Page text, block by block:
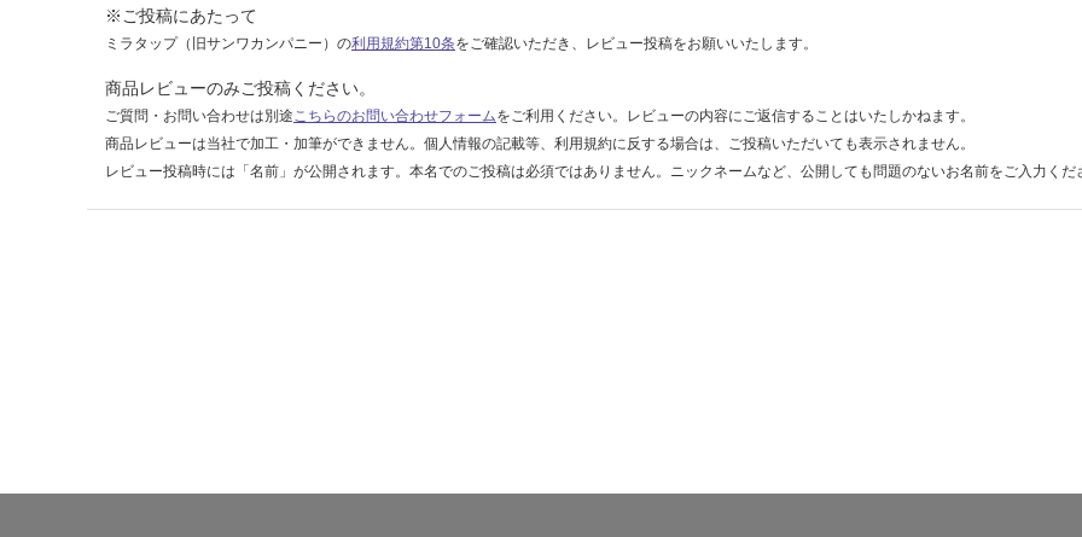
※ご投稿にあたって
ミラタップ（旧サンワカンパニー）の利用規約第10条をご確認いただき、レビュー投稿をお願いいたします。
商品レビューのみご投稿ください。
ご質問・お問い合わせは別途こちらのお問い合わせフォームをご利用ください。レビューの内容にご返信することはいたしかねます。
商品レビューは当社で加工・加筆ができません。個人情報の記載等、利用規約に反する場合は、ご投稿いただいても表示されません。
レビュー投稿時には「名前」が公開されます。本名でのご投稿は必須ではありません。ニックネームなど、公開しても問題のないお名前をご入力くだ